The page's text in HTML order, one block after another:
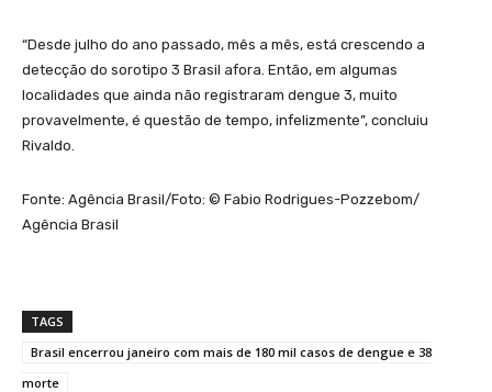
“Desde julho do ano passado, mês a mês, está crescendo a
detecção do sorotipo 3 Brasil afora. Então, em algumas
localidades que ainda não registraram dengue 3, muito
provavelmente, é questão de tempo, infelizmente”, concluiu
Rivaldo.
Fonte: Agência Brasil/Foto: © Fabio Rodrigues-Pozzebom/
Agência Brasil
TAGS
Brasil encerrou janeiro com mais de 180 mil casos de dengue e 38
morte